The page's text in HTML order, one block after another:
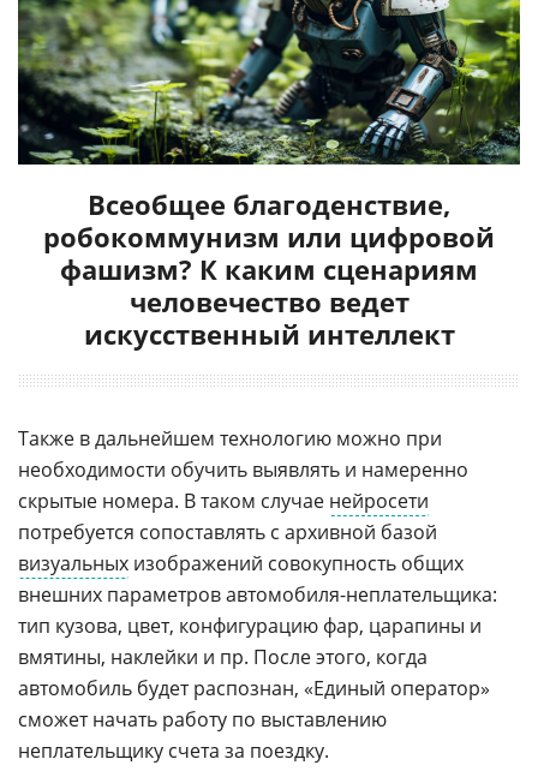
Всеобщее благоденствие,
робокоммунизм или цифровой
фашизм? К каким сценариям
человечество ведет
искусственный интеллект
Также в дальнейшем технологию можно при
необходимости обучить выявлять и намеренно
скрытые номера. В таком случае нейросети
потребуется сопоставлять с архивной базой
визуальных изображений совокупность общих
внешних параметров автомобиля-неплательщика:
тип кузова, цвет, конфигурацию фар, царапины и
вмятины, наклейки и пр. После этого, когда
автомобиль будет распознан, «Единый оператор»
сможет начать работу по выставлению
неплательщику счета за поездку.